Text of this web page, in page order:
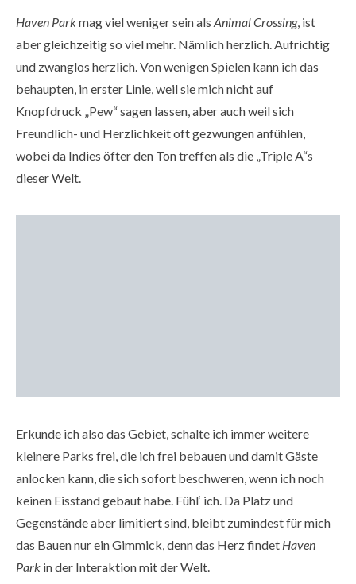
Haven Parkmag viel weniger sein als Animal Crossing, ist
aber gleichzeitig so viel mehr. Nämlich herzlich. Aufrichtig
und zwanglos herzlich. Von wenigen Spielen kann ich das
behaupten, in erster Linie, weil sie mich nicht auf
Knopfdruck „Pew“ sagen lassen, aber auch weil sich
Freundlich- und Herzlichkeit oft gezwungen anfühlen,
wobei da Indies öfter den Ton treffen als die „Triple A“s
dieser Welt.
Erkunde ich also das Gebiet, schalte ich immer weitere
kleinere Parks frei, die ich frei bebauen und damit Gäste
anlocken kann, die sich sofort beschweren, wenn ich noch
keinen Eisstand gebaut habe. Fühl‘ ich. Da Platz und
Gegenstände aber limitiert sind, bleibt zumindest für mich
das Bauen nur ein Gimmick, denn das Herz findet Haven
Park in der Interaktion mit der Welt.